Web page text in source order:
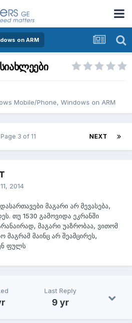
on ARM
Mobile/Phone, Windows on ARM
NEXT
Page 3 of 11
2014
მაგარი არ მევასება,
თუ 1530 გამოვიდა ეკრანში
მაგარი უაზრობაა, ვითომ
მაინც არ შეამცირეს,
ფულს
Last Reply
9 yr